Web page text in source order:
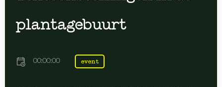
plantagebuurt
00:00:00 event